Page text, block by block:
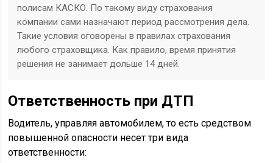
полисам КАСКО. По такому виду страхования
компании сами назначают период рассмотрения дела.
Такие условия оговорены в правилах страхования
любого страховщика. Как правило, время принятия
решения не занимает дольше 14 дней.
Ответственность при ДТП
Водитель, управляя автомобилем, то есть средством
повышенной опасности несет три вида
ответственности: